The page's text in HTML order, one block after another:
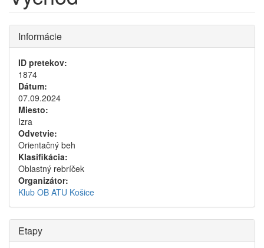
Informácie
ID pretekov:
1874
Dátum:
07.09.2024
Miesto:
Izra
Odvetvie:
Orientačný beh
Klasifikácia:
Oblastný rebríček
Organizátor:
Klub OB ATU Košice
Etapy